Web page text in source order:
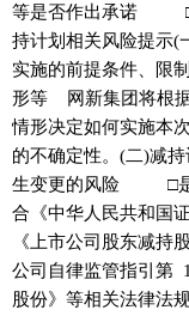
等是否作出承诺 □
持计划相关风险提示(
实施的前提条件、限
形等 网新集团将根
情形决定如何实施本
的不确定性。(二)减
生变更的风险 □是
合《中华人民共和国
《上市公司股东减持
公司自律监管指引第
股份》等相关法律法